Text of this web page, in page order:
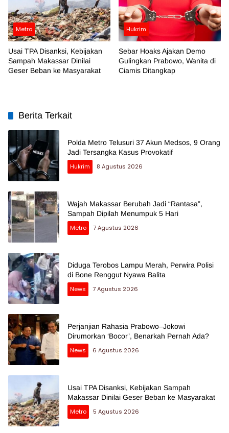
Metro
Usai TPA Disanksi, Kebijakan
Sampah Makassar Dinilai
Geser Beban ke Masyarakat
Hukrim
Sebar Hoaks Ajakan Demo
Gulingkan Prabowo, Wanita di
Ciamis Ditangkap
Berita Terkait
Polda Metro Telusuri 37 Akun Medsos, 9 Orang
Jadi Tersangka Kasus Provokatif
Hukrim
8 Agustus 2026
Wajah Makassar Berubah Jadi “Rantasa”,
Sampah Dipilah Menumpuk 5 Hari
Metro
7 Agustus 2026
Diduga Terobos Lampu Merah, Perwira Polisi
di Bone Renggut Nyawa Balita
News
7 Agustus 2026
Perjanjian Rahasia Prabowo–Jokowi
Dirumorkan ‘Bocor’, Benarkah Pernah Ada?
News
6 Agustus 2026
Usai TPA Disanksi, Kebijakan Sampah
Makassar Dinilai Geser Beban ke Masyarakat
Metro
5 Agustus 2026